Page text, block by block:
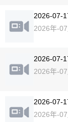
2026-07-
2026年-
2026-07-
2026年-
2026-07-
2026年-